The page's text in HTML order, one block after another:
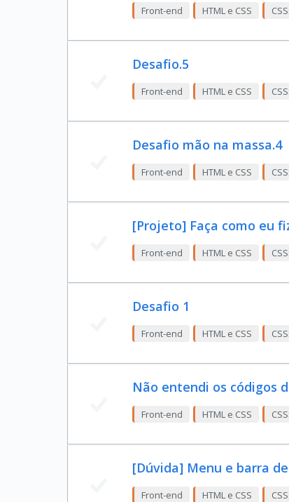
Front-end HTML e CSS
Desafio.5
Front-end HTML e CSS
Desafio mão na massa.4
Front-end HTML e CSS
[Projeto] Faça como eu
Front-end HTML e CSS
Desafio 1
Front-end HTML e CSS
Não entendi os códigos
Front-end HTML e CSS
[Dúvida] Menu e barra
Front-end HTML e CSS